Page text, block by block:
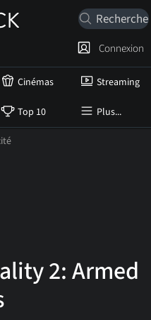
Cinémas Streaming
Top 10 Plus...
Connexion
2: Armed